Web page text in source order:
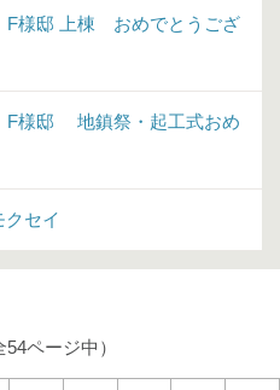
様邸 上棟 おめでとうござ
様邸 地鎮祭・起工式おめ
クセイ
ページ中）